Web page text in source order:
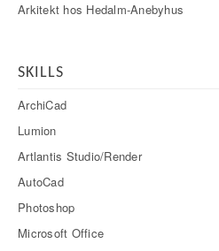
Arkitekt hos Hedalm-Anebyhus
SKILLS
ArchiCad
Lumion
Artlantis Studio/Render
AutoCad
Photoshop
Microsoft Office